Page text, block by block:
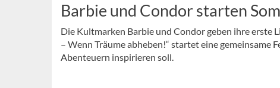
Barbie und Condor starten
Die Kultmarken Barbie und Condor geben ihre erste
– Wenn Träume abheben!“ startet eine gemeinsame
Abenteuern inspirieren soll.